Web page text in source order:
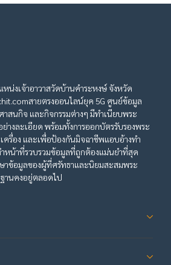
หน่งเจ้าอาวาสวัดบ้านคำระหงษ์ จังหวัด
สายตรงออนไลน์ยุค 5G ศูนย์ข้อมูล
สนกิจ และกิจกรรมต่างๆ มีทำเนียบพระ
ย่างละเอียด พร้อมทั้งการออกบัตรรับรองพระ
ครื่อง และเพื่อป้องกันมิจฉาชีพแอบอ้างทำ
หน้าที่รวบรวมข้อมูลที่ถูกต้องแม่นยำที่สุด
าข้อมูลของผู้ที่ศรัทธาและนิยมสะสมพระ
านคงอยู่ตลอดไป